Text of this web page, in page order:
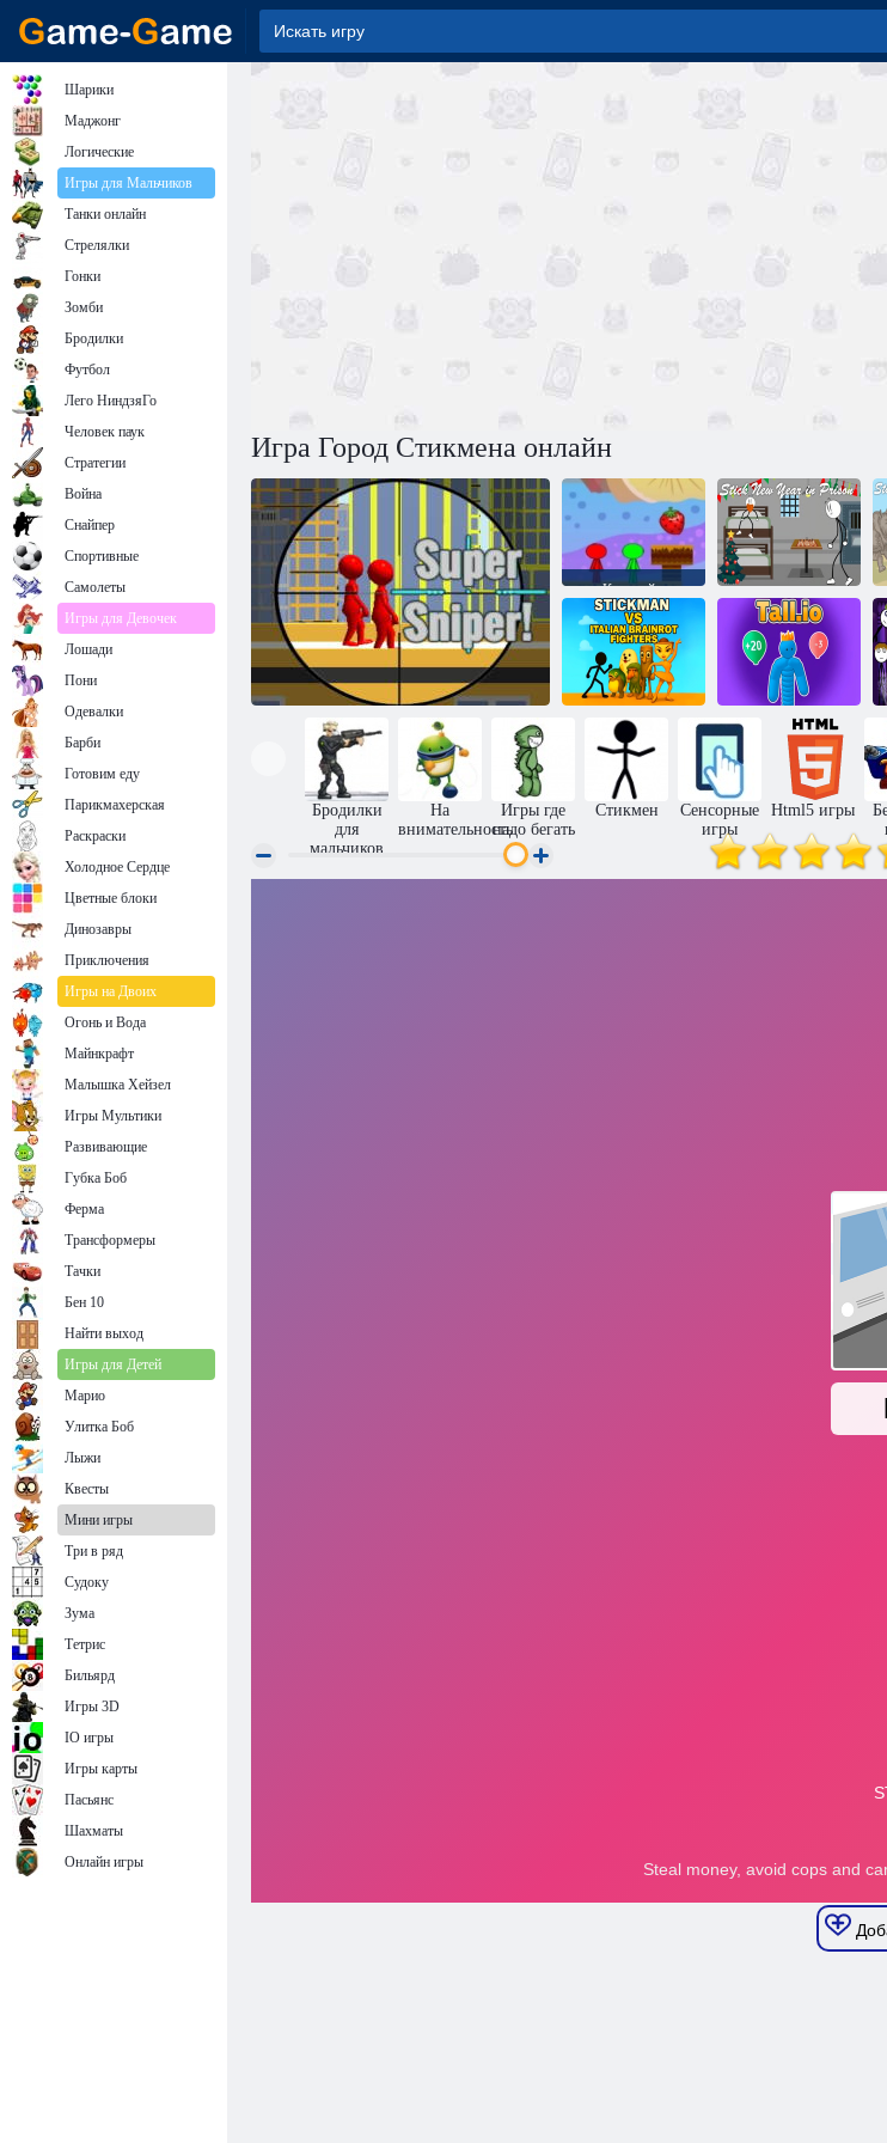
Игра Город Стикмена онлайн
Красный и
зеленый.
Братья
стикмены на
фруктовом
острове 2
Стикмен
Новый год в
тюрьме
Стикмен
против
Итальянского
брейнрота
Повышение
роста
Бродилки
для
мальчиков
На
внимательность
Игры где
надо бегать
Стикмен
Сенсорные
игры
Html5 игры
Шарики
Маджонг
Логические
Игры для Мальчиков
Танки онлайн
Стрелялки
Гонки
Зомби
Бродилки
Футбол
Лего НиндзяГо
Человек паук
Стратегии
Война
Снайпер
Спортивные
Самолеты
Игры для Девочек
Лошади
Пони
Одевалки
Барби
Готовим еду
Парикмахерская
Раскраски
Холодное Сердце
Цветные блоки
Динозавры
Приключения
Игры на Двоих
Огонь и Вода
Майнкрафт
Малышка Хейзел
Игры Мультики
Развивающие
Губка Боб
Ферма
Трансформеры
Тачки
Бен 10
Найти выход
Игры для Детей
Марио
Улитка Боб
Лыжи
Квесты
Мини игры
Три в ряд
Судоку
Зума
Тетрис
Бильярд
Игры 3D
IO игры
Игры карты
Пасьянс
Шахматы
Онлайн игры